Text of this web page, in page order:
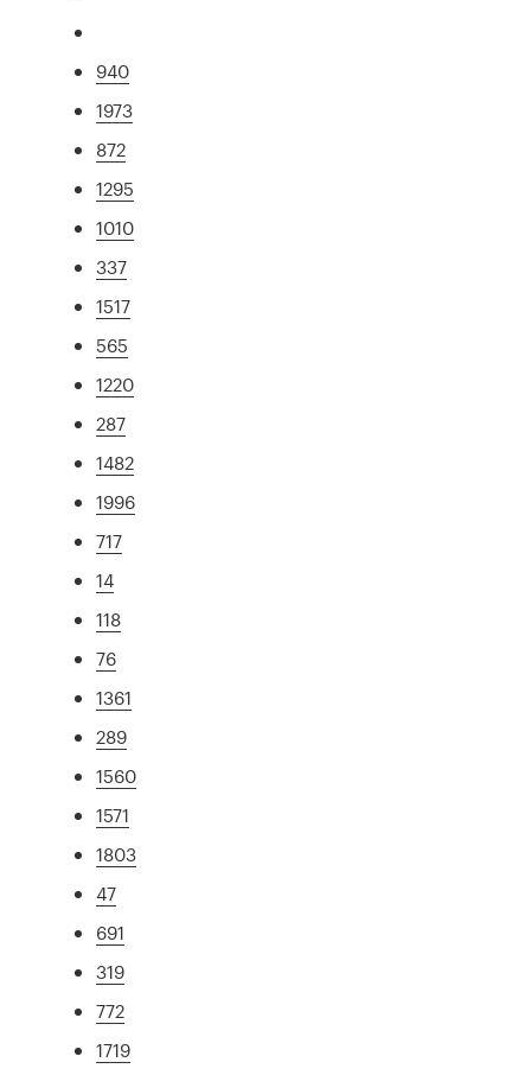
940
1973
872
1295
1010
337
1517
565
1220
287
1482
1996
717
14
118
76
1361
289
1560
1571
1803
47
691
319
772
1719